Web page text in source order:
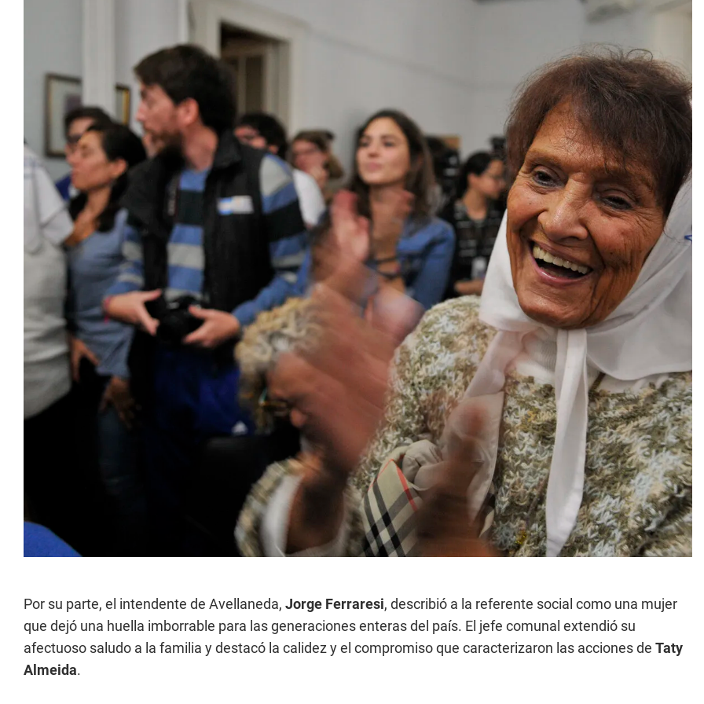
Por su parte, el intendente de Avellaneda, Jorge Ferraresi, describió a la referente social como una mujer
que dejó una huella imborrable para las generaciones enteras del país. El jefe comunal extendió su
afectuoso saludo a la familia y destacó la calidez y el compromiso que caracterizaron las acciones de Taty
Almeida.